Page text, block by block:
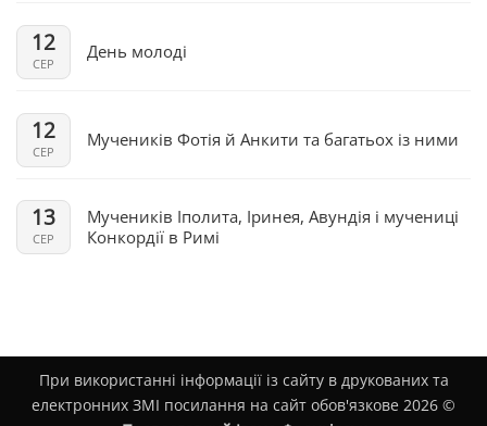
12
СЕР
День молоді
12
СЕР
Мучеників Фотія й Анкити та багатьох із ними
13
СЕР
Мучеників Іполита, Іринея, Авундія і мучениці
Конкордії в Римі
При використанні інформації із сайту в друкованих та
електронних ЗМІ посилання на сайт обов'язкове 2026 ©